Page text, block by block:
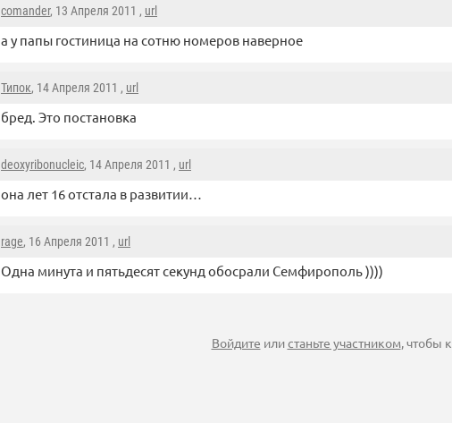
comander, 13 Апреля 2011 , url
а у папы гостиница на сотню номеров наверное
Типок, 14 Апреля 2011 , url
бред. Это постановка
deoxyribonucleic, 14 Апреля 2011 , url
она лет 16 отстала в развитии…
rage, 16 Апреля 2011 , url
Одна минута и пятьдесят секунд обосрали Семфирополь ))))
Войдите илистаньте участником, чтобы